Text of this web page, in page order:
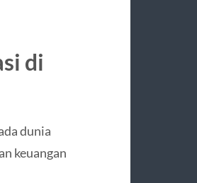
di
dunia
keuangan